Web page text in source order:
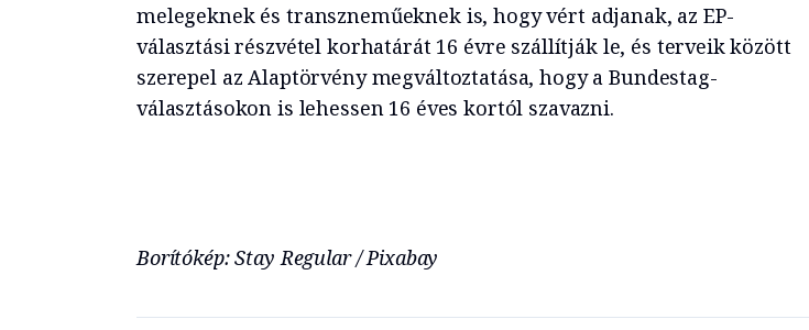
melegeknek és transzneműeknek is, hogy vért adjanak, az EP-
választási részvétel korhatárát 16 évre szállítják le, és terveik között
szerepel az Alaptörvény megváltoztatása, hogy a Bundestag-
választásokon is lehessen 16 éves kortól szavazni.
Borítókép: Stay Regular / Pixabay